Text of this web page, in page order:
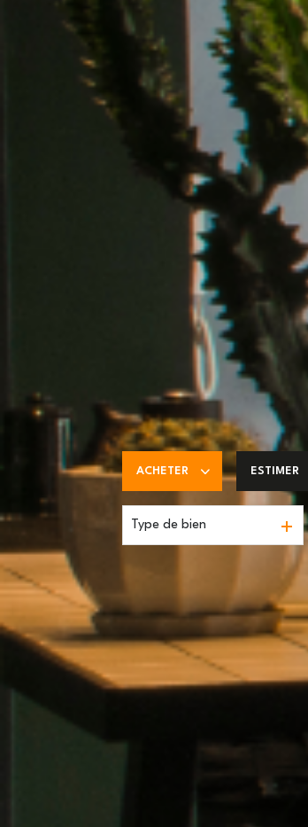
ACHETER
De l'ancien
ESTIMER
Type de bien